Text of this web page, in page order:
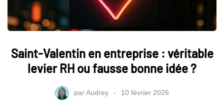
Saint-Valentin en entreprise : véritable
levier RH ou fausse bonne idée ?
parAudrey 10 février 2026